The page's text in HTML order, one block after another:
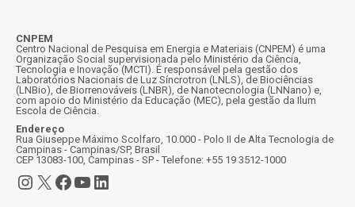
CNPEM
Centro Nacional de Pesquisa em Energia e Materiais (CNPEM) é uma
Organização Social supervisionada pelo Ministério da Ciência,
Tecnologia e Inovação (MCTI). É responsável pela gestão dos
Laboratórios Nacionais de Luz Síncrotron (LNLS), de Biociências
(LNBio), de Biorrenováveis (LNBR), de Nanotecnologia (LNNano) e,
com apoio do Ministério da Educação (MEC), pela gestão da Ilum
Escola de Ciência.
Endereço
Rua Giuseppe Máximo Scolfaro, 10.000 - Polo II de Alta Tecnologia de
Campinas - Campinas/SP, Brasil
CEP 13083-100, Campinas - SP - Telefone: +55 19 3512-1000
Instagram
X Facebook
Youtube
LinkedIn